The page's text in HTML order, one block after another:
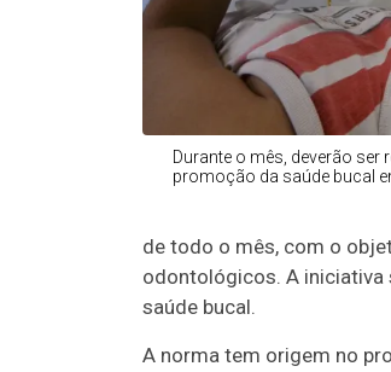
Durante o mês, deverão
promoção da saúde bucal
de todo o mês, com o
odontológicos. A iniciativa
saúde bucal.
A norma tem origem no